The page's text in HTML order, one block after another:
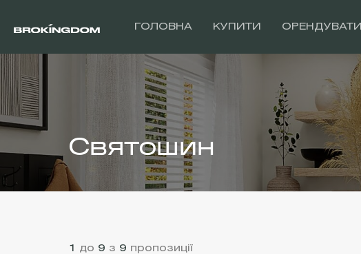
ГОЛОВНА КУПИТИ ОРЕНДУВАТИ
Святошин
1 до 9 з 9 пропозиції